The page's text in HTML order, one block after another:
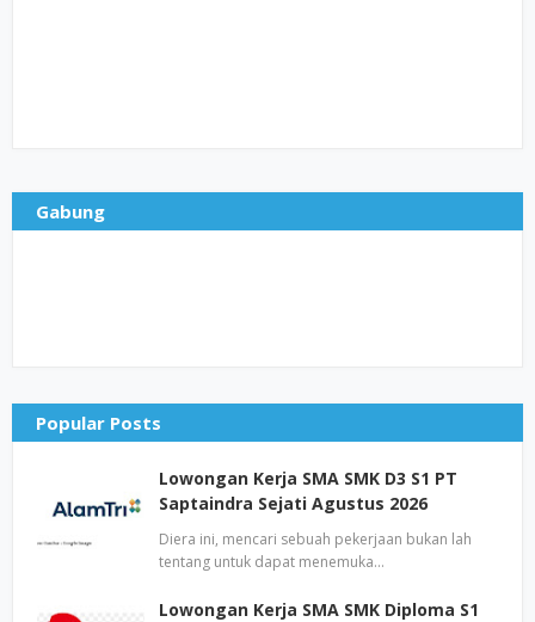
Gabung
Popular Posts
Lowongan Kerja SMA SMK D3 S1 PT
Saptaindra Sejati Agustus 2026
Diera ini, mencari sebuah pekerjaan bukan lah
tentang untuk dapat menemuka…
Lowongan Kerja SMA SMK Diploma S1